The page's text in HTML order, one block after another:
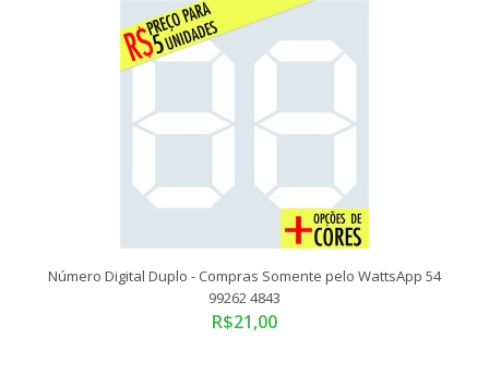
Padrão: 10x14,5 cm (números seguem a propor..
Número Digital Duplo - Compras Somente pelo WattsApp 54
99262 4843
R$21,00